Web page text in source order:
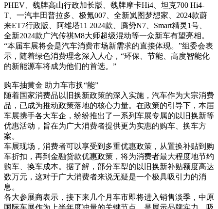
PHEV、魏牌高山行政加长版、魏牌摩卡Hi4、坦克700 Hi4-
T、一汽丰田普拉多、极氪007、全新岚图梦想家、2024款蔚
来ET7行政版、阿维塔11 2024款、腾势N7、Smart精灵1号、
全新2024款广汽传祺M8大师超级混动等一众新车有望亮相。
“本届车展将会是汽车消费市场新需求的直接体现。”组委会表
示，随着绿色消费理念深入人心，“环保、节能、高度智能化
的新能源车将成为他们的首选。”
购车抽黄金 助力车市换“能”
随着国家消费品以旧换新政策的深入实施，汽车作为大宗消费
品，已成为推动政策落地的核心力量。在政策的引导下，本届
车展携手各大车企，纷纷推出了一系列车展专属的以旧换新等
优惠活动，旨在为广大消费者提供更为实惠的购车、换车方
案。
车展现场，消费者可以享受到多重优惠政策，从置换补贴到购
车折扣，再到金融贷款优惠政策，将为消费者最大程度地节约
购车、换车成本。据了解，部分车型的以旧换新补贴额度高达
数万元，这对于广大消费者来说无疑是一个极具吸引力的消
息。
各大参展商表示，接下来几个月车市即将进入销售淡季，中原